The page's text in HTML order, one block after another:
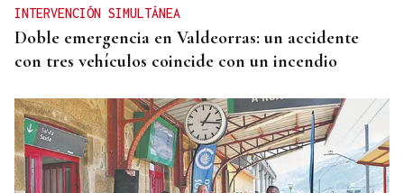
INTERVENCIÓN SIMULTÁNEA
Doble emergencia en Valdeorras: un accidente
con tres vehículos coincide con un incendio